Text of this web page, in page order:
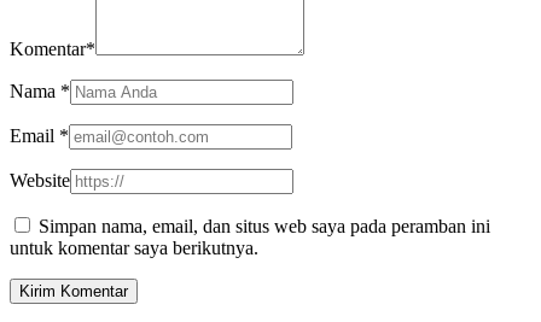
Komentar*
Nama *
Email *
Website
Simpan nama, email, dan situs web saya pada peramban ini
untuk komentar saya berikutnya.